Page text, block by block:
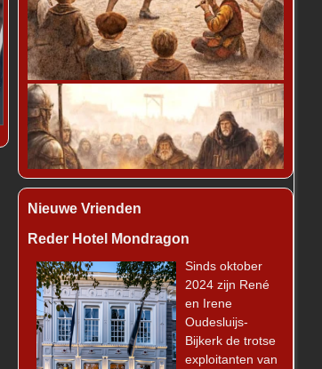
Nieuwe Vrienden
Reder Hotel Mondragon
Sinds oktober
2024 zijn René
en Irene
Oudesluijs-
Bijkerk de trotse
exploitanten van